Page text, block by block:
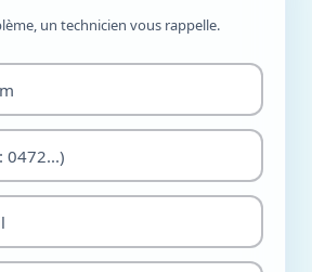
un technicien vous rappelle.